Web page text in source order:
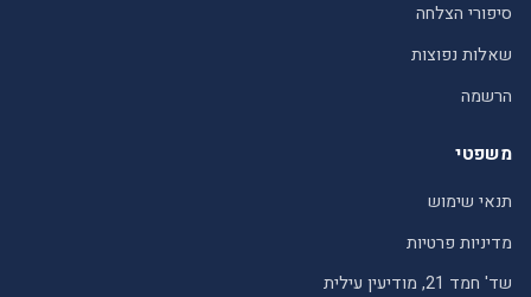
סיפורי הצלחה
שאלות נפוצות
הרשמה
משפטי
תנאי שימוש
מדיניות פרטיות
שד' חמד 21, מודיעין עילית